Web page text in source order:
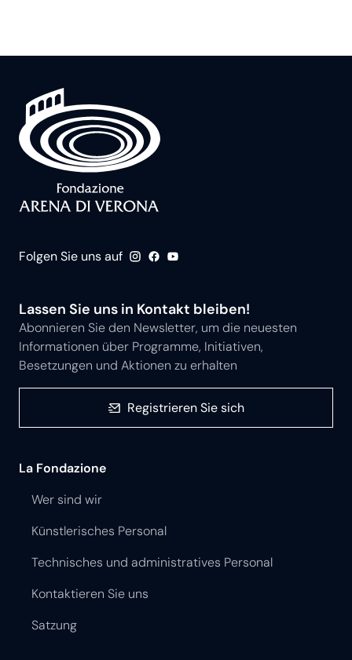
Folgen Sie uns auf
Lassen Sie uns in Kontakt bleiben!
Abonnieren Sie den Newsletter, um die neuesten
Informationen über Programme, Initiativen,
Besetzungen und Aktionen zu erhalten
Registrieren Sie sich
La Fondazione
Wer sind wir
Künstlerisches Personal
Technisches und administratives Personal
Kontaktieren Sie uns
Satzung